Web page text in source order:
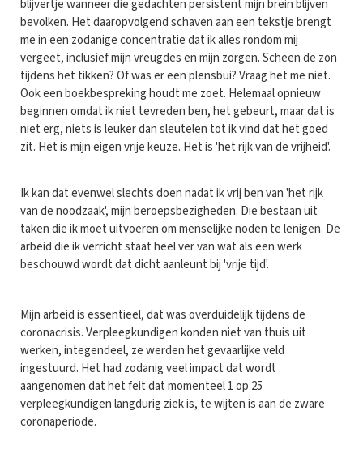
blijvertje wanneer die gedachten persistent mijn brein blijven
bevolken. Het daaropvolgend schaven aan een tekstje brengt
me in een zodanige concentratie dat ik alles rondom mij
vergeet, inclusief mijn vreugdes en mijn zorgen. Scheen de zon
tijdens het tikken? Of was er een plensbui? Vraag het me niet.
Ook een boekbespreking houdt me zoet. Helemaal opnieuw
beginnen omdat ik niet tevreden ben, het gebeurt, maar dat is
niet erg, niets is leuker dan sleutelen tot ik vind dat het goed
zit. Het is mijn eigen vrije keuze. Het is 'het rijk van de vrijheid'.
Ik kan dat evenwel slechts doen nadat ik vrij ben van 'het rijk
van de noodzaak', mijn beroepsbezigheden. Die bestaan uit
taken die ik moet uitvoeren om menselijke noden te lenigen. De
arbeid die ik verricht staat heel ver van wat als een werk
beschouwd wordt dat dicht aanleunt bij 'vrije tijd'.
Mijn arbeid is essentieel, dat was overduidelijk tijdens de
coronacrisis. Verpleegkundigen konden niet van thuis uit
werken, integendeel, ze werden het gevaarlijke veld
ingestuurd. Het had zodanig veel impact dat wordt
aangenomen dat het feit dat momenteel 1 op 25
verpleegkundigen langdurig ziek is, te wijten is aan de zware
coronaperiode.